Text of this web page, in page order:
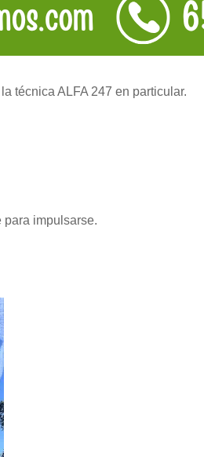
técnica ALFA 247 en particular.
para impulsarse.